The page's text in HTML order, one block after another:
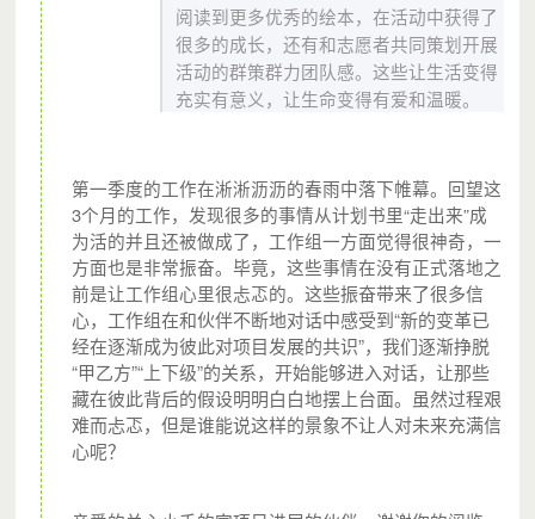
阅读到更多优秀的绘本，在活动中获得了
很多的成长，还有和志愿者共同策划开展
活动的群策群力团队感。这些让生活变得
充实有意义，让生命变得有爱和温暖。
第一季度的工作在淅淅沥沥的春雨中落下帷幕。回望这
3个月的工作，发现很多的事情从计划书里“走出来”成
为活的并且还被做成了，工作组一方面觉得很神奇，一
方面也是非常振奋。毕竟，这些事情在没有正式落地之
前是让工作组心里很忐忑的。 这些振奋带来了很多信
心，工作组在和伙伴不断地对话中感受到“新的变革已
经在逐渐成为彼此对项目发展的共识”，我们逐渐挣脱
“甲乙方”“上下级”的关系，开始能够进入对话，让那些
藏在彼此背后的假设明明白白地摆上台面。虽然过程艰
难而忐忑，但是谁能说这样的景象不让人对未来充满信
心呢？